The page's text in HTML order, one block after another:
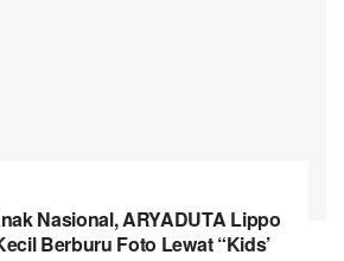
Nasional, ARYADUTA Lippo
Berburu Foto Lewat “Kids’